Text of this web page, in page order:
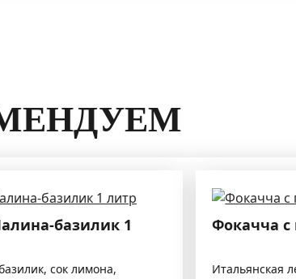
базилик 1
сок лимона,
Фокачча
Итальянская